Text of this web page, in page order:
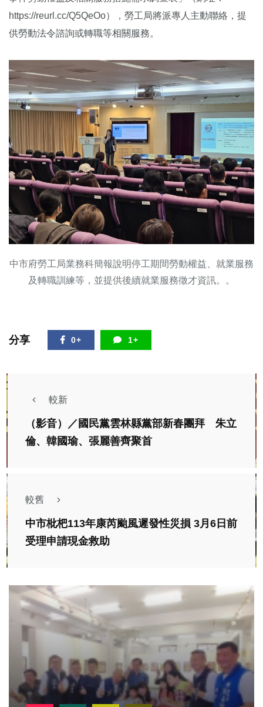
https://reurl.cc/Q5QeOo），勞工局將派專人主動聯絡，提
供勞動法令諮詢或轉職等相關服務。
中市府勞工局業務科簡報說明停工期間勞動權益、就業服務
及轉職訓練等，並提供後續就業服務徵才資訊。。
分享 0+ 1+
較新
（影音）／國民黨雲林縣黨部新春團拜 朱立
倫、韓國瑜、張麗善齊聚首
較舊
中市枇杷113年康芮颱風遲發性災損 3月6日前
受理申請現金救助